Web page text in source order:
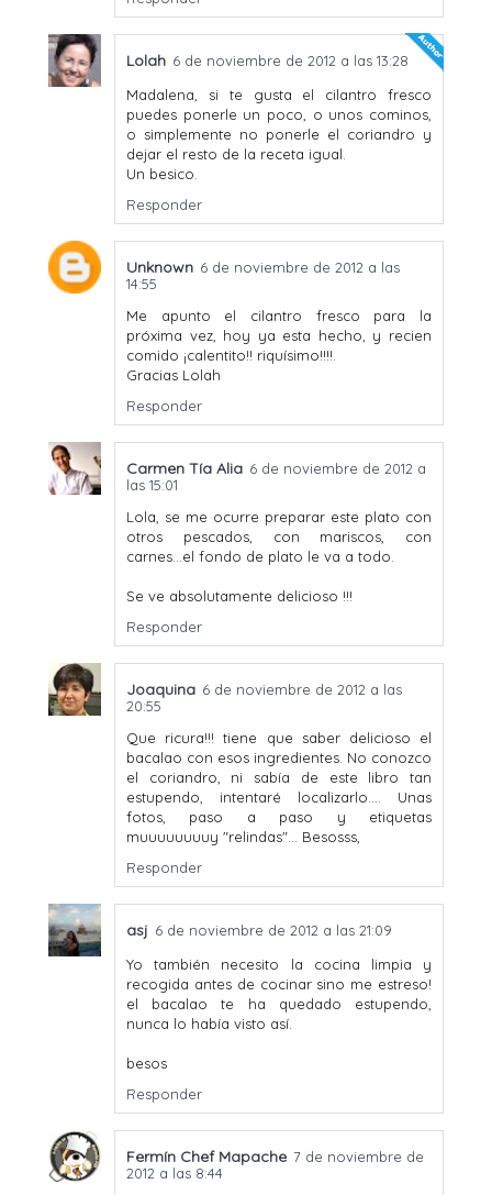
Lolah 6 de noviembre de 2012 a las 13:28
Madalena, si te gusta el cilantro fresco
puedes ponerle un poco, o unos cominos,
o simplemente no ponerle el coriandro y
dejar el resto de la receta igual.
Un besico.
Responder
Unknown 6 de noviembre de 2012 a las
14:55
Me apunto el cilantro fresco para la
próxima vez, hoy ya esta hecho, y recien
comido ¡calentito!! riquísimo!!!!.
Gracias Lolah
Responder
Carmen Tía Alia 6 de noviembre de 2012 a
las 15:01
Lola, se me ocurre preparar este plato con
otros pescados, con mariscos, con
carnes...el fondo de plato le va a todo.
Se ve absolutamente delicioso !!!
Responder
Joaquina 6 de noviembre de 2012 a las
20:55
Que ricura!!! tiene que saber delicioso el
bacalao con esos ingredientes. No conozco
el coriandro, ni sabía de este libro tan
estupendo, intentaré localizarlo.... Unas
fotos, paso a paso y etiquetas
muuuuuuuuy "relindas"... Besosss,
Responder
asj 6 de noviembre de 2012 a las 21:09
Yo también necesito la cocina limpia y
recogida antes de cocinar sino me estreso!
el bacalao te ha quedado estupendo,
nunca lo había visto así.
besos
Responder
Fermín Chef Mapache 7 de noviembre de
2012 a las 8:44